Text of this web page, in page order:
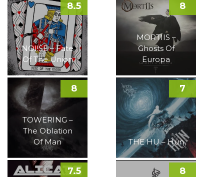
NOI!SE – Fate
Of The Union
8.5
MORTIIS –
Ghosts Of
Europa
8
TOWERING –
The Oblation
Of Man
8
THE HU – Hun
7
7.5 8